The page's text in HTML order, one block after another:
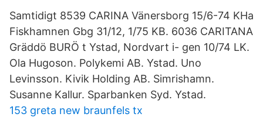
Samtidigt 8539 CARINA Vänersborg 15/6-74 KHa
Fiskhamnen Gbg 31/12, 1/75 KB. 6036 CARITANA
Gräddö BURÖ t Ystad, Nordvart i- gen 10/74 LK.
Ola Hugoson. Polykemi AB. Ystad. Uno
Levinsson. Kivik Holding AB. Simrishamn.
Susanne Kallur. Sparbanken Syd. Ystad.
153 greta new braunfels tx